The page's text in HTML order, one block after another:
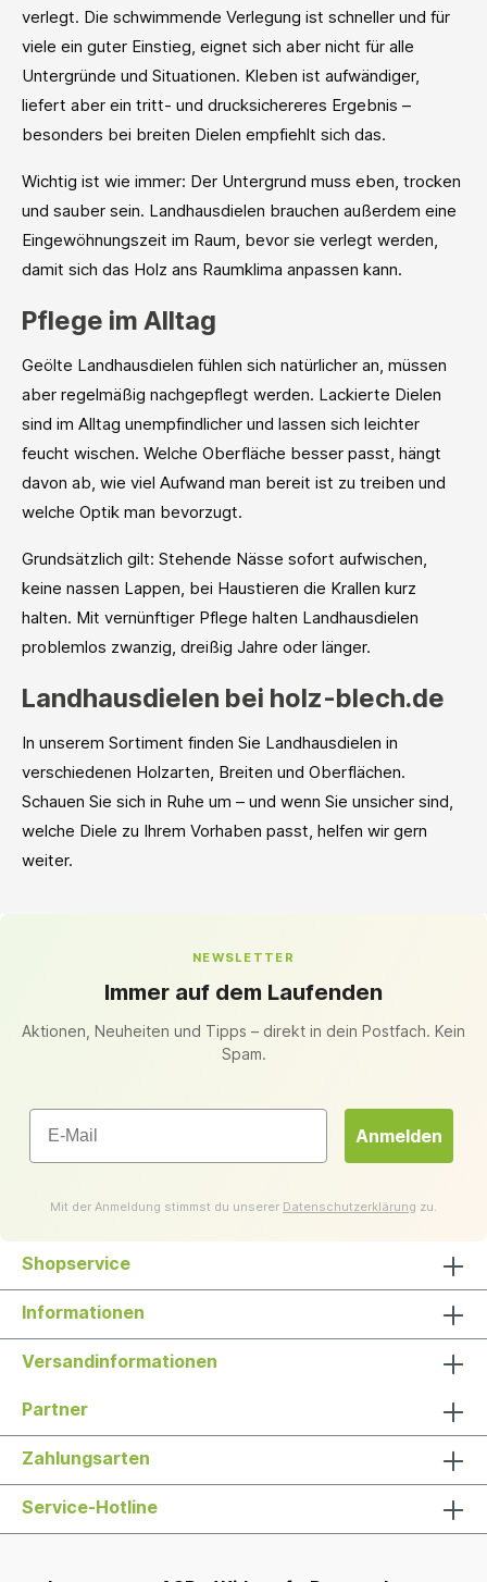
verlegt. Die schwimmende Verlegung ist schneller und für
viele ein guter Einstieg, eignet sich aber nicht für alle
Untergründe und Situationen. Kleben ist aufwändiger,
liefert aber ein tritt- und drucksichereres Ergebnis –
besonders bei breiten Dielen empfiehlt sich das.
Wichtig ist wie immer: Der Untergrund muss eben, trocken
und sauber sein. Landhausdielen brauchen außerdem eine
Eingewöhnungszeit im Raum, bevor sie verlegt werden,
damit sich das Holz ans Raumklima anpassen kann.
Pflege im Alltag
Geölte Landhausdielen fühlen sich natürlicher an, müssen
aber regelmäßig nachgepflegt werden. Lackierte Dielen
sind im Alltag unempfindlicher und lassen sich leichter
feucht wischen. Welche Oberfläche besser passt, hängt
davon ab, wie viel Aufwand man bereit ist zu treiben und
welche Optik man bevorzugt.
Grundsätzlich gilt: Stehende Nässe sofort aufwischen,
keine nassen Lappen, bei Haustieren die Krallen kurz
halten. Mit vernünftiger Pflege halten Landhausdielen
problemlos zwanzig, dreißig Jahre oder länger.
Landhausdielen bei holz-blech.de
In unserem Sortiment finden Sie Landhausdielen in
verschiedenen Holzarten, Breiten und Oberflächen.
Schauen Sie sich in Ruhe um – und wenn Sie unsicher sind,
welche Diele zu Ihrem Vorhaben passt, helfen wir gern
weiter.
NEWSLETTER
Immer auf dem Laufenden
Aktionen, Neuheiten und Tipps – direkt in dein Postfach. Kein
Spam.
Email
Anmelden
Mit der Anmeldung stimmst du unserer Datenschutzerklärung zu.
Shopservice
Informationen
Versandinformationen
Partner
Zahlungsarten
Service-Hotline